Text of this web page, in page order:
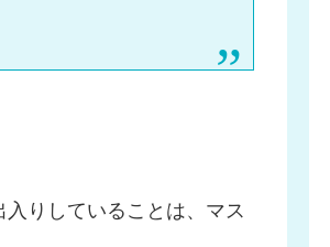
りしていることは、マス